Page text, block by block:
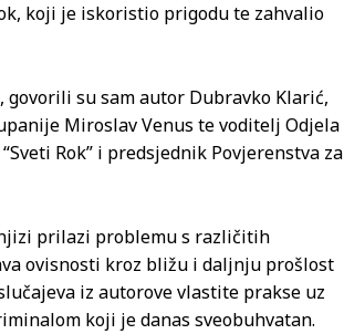
koji je iskoristio prigodu te zahvalio
su sam autor Dubravko Klarić,
Miroslav Venus te voditelj Odjela
Rok” i predsjednik Povjerenstva za
prilazi problemu s različitih
ovisnosti kroz bližu i daljnju prošlost
iz autorove vlastite prakse uz
koji je danas sveobuhvatan.